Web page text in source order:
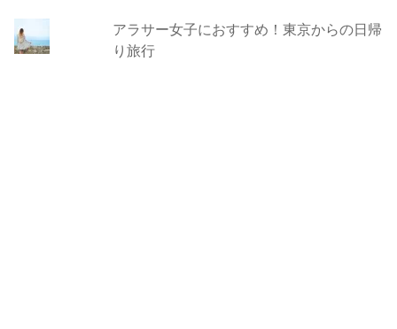
アラサー女子におすすめ！東京からの日帰
り旅行